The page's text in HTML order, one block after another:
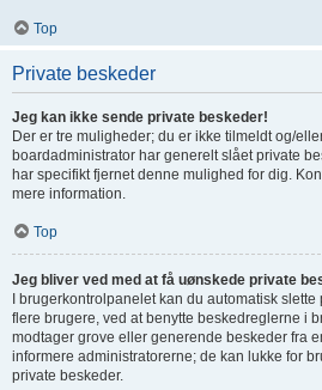
Top
Private beskeder
Jeg kan ikke sende private beskeder!
Der er tre muligheder; du er ikke tilmeldt og/
boardadministrator har generelt slået private
har specifikt fjernet denne mulighed for dig.
mere information.
Top
Jeg bliver ved med at få uønskede private
I brugerkontrolpanelet kan du automatisk
flere brugere, ved at benytte beskedreglerne i
modtager grove eller generende beskeder fra
informere administratorerne; de kan lukke for
private beskeder.